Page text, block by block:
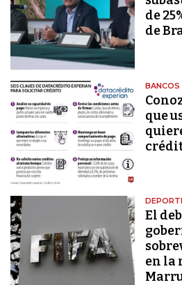
de
de
BANCOS
que
El
en la